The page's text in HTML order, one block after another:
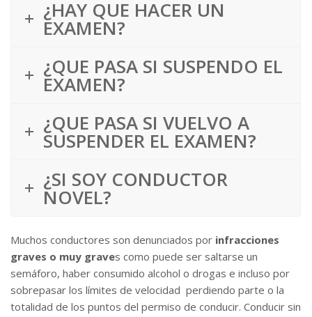
¿HAY QUE HACER UN
EXAMEN?
¿QUE PASA SI SUSPENDO EL
EXAMEN?
¿QUE PASA SI VUELVO A
SUSPENDER EL EXAMEN?
¿SI SOY CONDUCTOR
NOVEL?
Muchos conductores son denunciados por infracciones
graves o muy graves como puede ser saltarse un
semáforo, haber consumido alcohol o drogas e incluso por
sobrepasar los límites de velocidad perdiendo parte o la
totalidad de los puntos del permiso de conducir. Conducir sin